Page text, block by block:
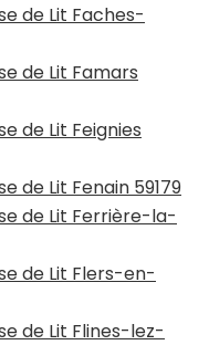
de Lit Faches-
de Lit Famars
de Lit Feignies
de Lit Fenain 59179
de Lit Ferrière-la-
de Lit Flers-en-
de Lit Flines-lez-